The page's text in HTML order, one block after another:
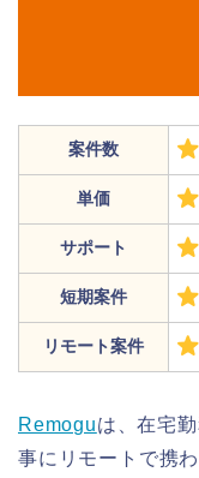
案件数
単価
サポート
短期案件
リモート案件
Remoguは、在宅
事にリモートで携